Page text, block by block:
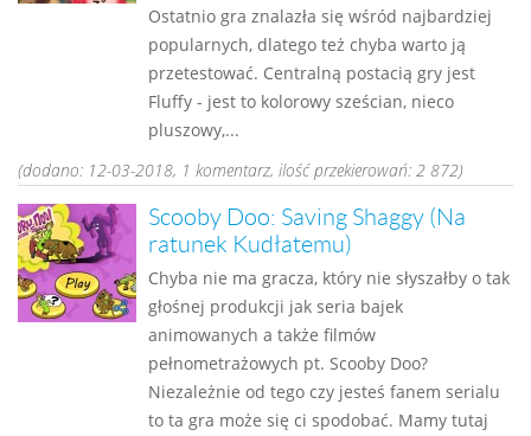
Ostatnio gra znalazła się wśród najbardziej
popularnych, dlatego też chyba warto ją
przetestować. Centralną postacią gry jest
Fluffy - jest to kolorowy sześcian, nieco
pluszowy,...
(dodano: 12-03-2018, 1 komentarz, ilość przekierowań: 2 872)
Scooby Doo: Saving Shaggy (Na
ratunek Kudłatemu)
Chyba nie ma gracza, który nie słyszałby o tak
głośnej produkcji jak seria bajek
animowanych a także filmów
pełnometrażowych pt. Scooby Doo?
Niezależnie od tego czy jesteś fanem serialu
to ta gra może się ci spodobać. Mamy tutaj